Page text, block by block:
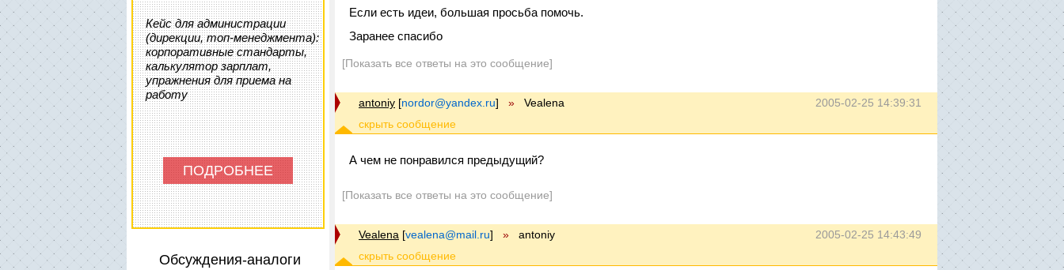
Кейс для администрации
(дирекции, топ-менеджмента):
корпоративные стандарты,
калькулятор зарплат,
упражнения для приема на
работу
ПОДРОБНЕЕ
Обсуждения-аналоги
Если есть идеи, большая просьба помочь.
Заранее спасибо
[Показать все ответы на это сообщение]
2005-02-25 14:39:31
antoniy [nordor@yandex.ru] » Vealena
А чем не понравился предыдущий?
[Показать все ответы на это сообщение]
2005-02-25 14:43:49
Vealena [vealena@mail.ru] » antoniy